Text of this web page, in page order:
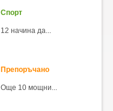
Спорт
12 начина да...
Препоръчано
Още 10 мощни...